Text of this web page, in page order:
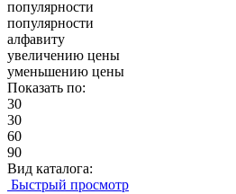
популярности
популярности
алфавиту
увеличению цены
уменьшению цены
Показать по:
30
30
60
90
Вид каталога:
Быстрый просмотр